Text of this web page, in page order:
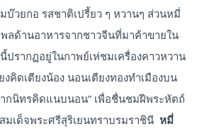
วยกอ รสชาติเปรี้ยว ๆ หวานๆ ส่วนหมี่
ลด้านอาหารจากชาวจีนที่มาค้าขายใน
ปรากฏอยู่ในกาพย์เห่ชมเครื่องคาวหวาน
คิดเตียงน้อง นอนเตียงทองทำเมืองบน
กนิทรคิดแนบนอน” เพื่อชื่นชมฝีพระหัตถ์
มเด็จพระศรีสุริเยนทราบรมราชินี หมี่